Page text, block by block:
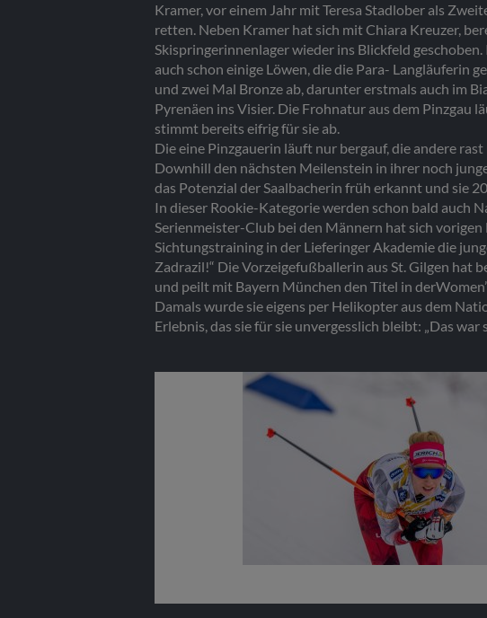
Kramer, vor einem Jahr mit Teresa Stadlober als
retten. Neben Kramer hat sich mit Chiara Kreuzer,
Skispringerinnenlager wieder ins Blickfeld
auch schon einige Löwen, die die Para- Langläuferin
und zwei Mal Bronze ab, darunter erstmals auch im
Pyrenäen ins Visier. Die Frohnatur aus dem Pinzgau
stimmt bereits eifrig für sie ab.
Die eine Pinzgauerin läuft nur bergauf, die andere
Downhill den nächsten Meilenstein in ihrer noch
das Potenzial der Saalbacherin früh erkannt und sie
In dieser Rookie-Kategorie werden schon bald auch
Serienmeister-Club bei den Männern hat sich
Sichtungstraining in der Lieferinger Akademie die
Zadrazil!“ Die Vorzeigefußballerin aus St. Gilgen
und peilt mit Bayern München den Titel in
Damals wurde sie eigens per Helikopter aus dem
Erlebnis, das sie für sie unvergesslich bleibt: „Das